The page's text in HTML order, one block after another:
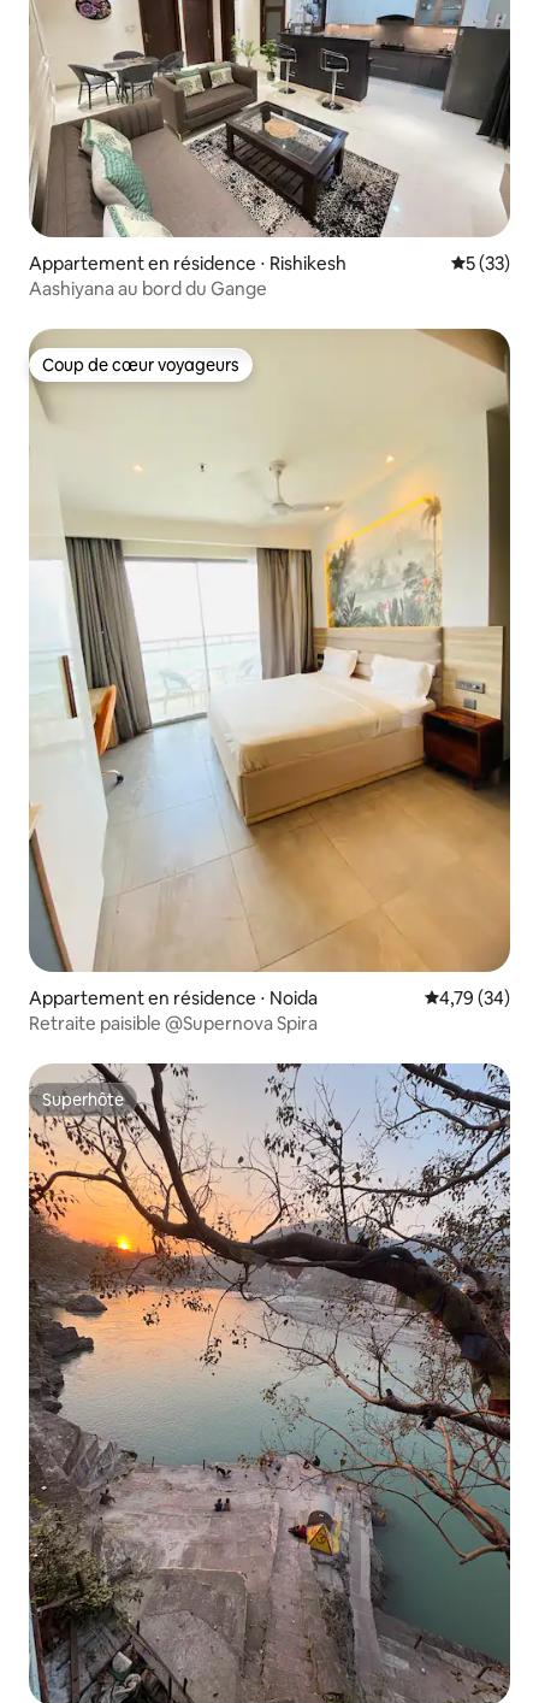
Appartement en résidence ⋅ Rishikesh
5 (33)
Aashiyana au bord du Gange
Coup de cœur voyageurs
Coup de cœur voyageurs
Appartement en résidence ⋅ Noida Évaluation
4,79 (34)
Retraite paisible @Supernova Spira
Superhôte
Superhôte